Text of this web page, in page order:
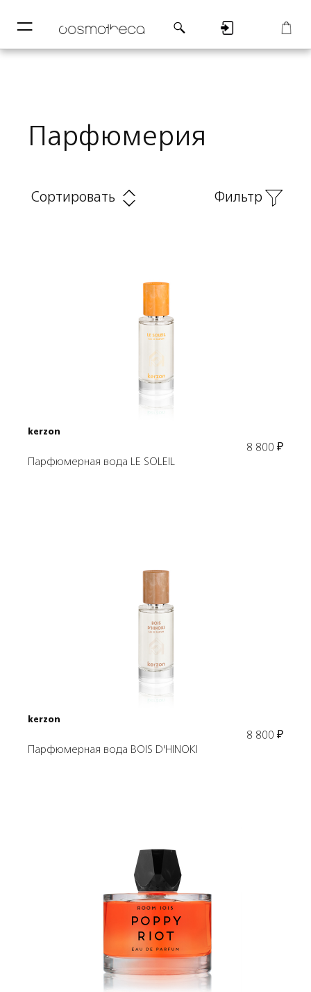
─
─ РегистрацияКорзина
Парфюмерия
Сортировать Фильтр
Подробнее
В корзину
kerzon
8 800 ₽
Парфюмерная вода LE SOLEIL
Подробнее
kerzon
8 800 ₽
Парфюмерная вода BOIS D'HINOKI
Выбрать объем